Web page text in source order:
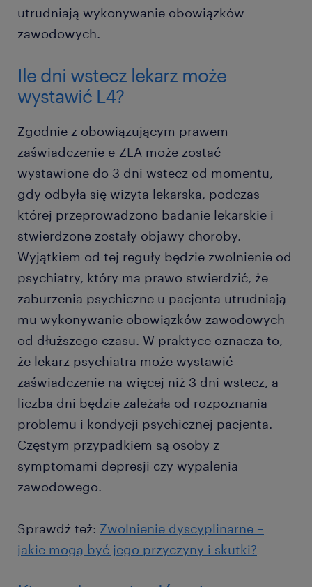
utrudniają wykonywanie obowiązków
zawodowych.
Ile dni wstecz lekarz może
wystawić L4?
Zgodnie z obowiązującym prawem
zaświadczenie e-ZLA może zostać
wystawione do 3 dni wstecz od momentu,
gdy odbyła się wizyta lekarska, podczas
której przeprowadzono badanie lekarskie i
stwierdzone zostały objawy choroby.
Wyjątkiem od tej reguły będzie zwolnienie od
psychiatry, który ma prawo stwierdzić, że
zaburzenia psychiczne u pacjenta utrudniają
mu wykonywanie obowiązków zawodowych
od dłuższego czasu. W praktyce oznacza to,
że lekarz psychiatra może wystawić
zaświadczenie na więcej niż 3 dni wstecz, a
liczba dni będzie zależała od rozpoznania
problemu i kondycji psychicznej pacjenta.
Częstym przypadkiem są osoby z
symptomami depresji czy wypalenia
zawodowego.
Sprawdź też: Zwolnienie dyscyplinarne –
jakie mogą być jego przyczyny i skutki?